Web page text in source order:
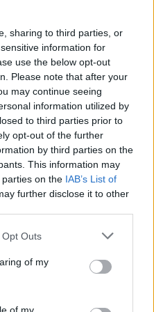
sharing to third parties, or
information for
use the below opt-out
Please note that after your
may continue seeing
information utilized by
to third parties prior to
opt-out of the further
by third parties on the
This information may
on the IAB’s List of
further disclose it to other
uses one or more Google
behaviour. You may click to
and its third-party tags to
purposes in below Google
Outs
of my
daganatok, főleg
tényezőit.
étrendbe illesztve
távú egészségért.
ránc
antioxidánst ad. A C-
nyugtatják a bőrt, és